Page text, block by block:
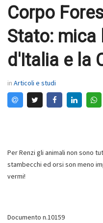
Corpo
Stato: mica
d'Italia e la
in Articoli e studi
Per Renzi gli animali non sono
stambecchi ed orsi son meno
vermi!
Documento n.10159